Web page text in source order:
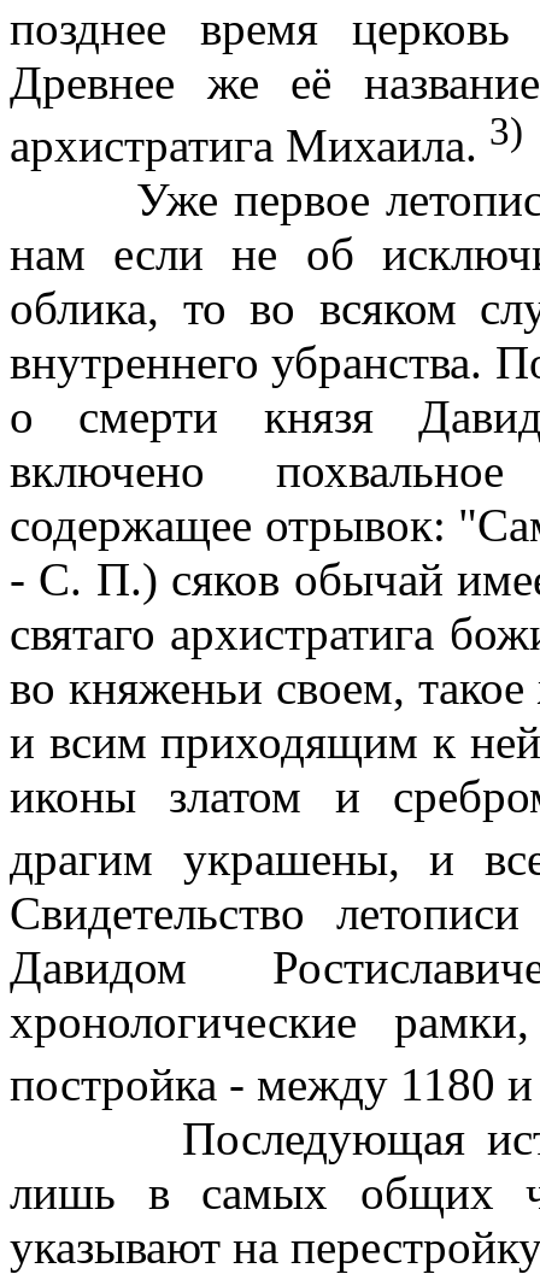
позднее время
Древнее же её
архистратига Михаила. 3)
Уже первое
нам если не об
облика, то во всяком
внутреннего убранства.
о смерти князя
включено
содержащее отрывок:
- С. П.) сяков обычай
святаго архистратига
во княженьи своем,
и всим приходящим к ней
иконы златом и
драгим украшены, и
Свидетельство
Давидом
хронологические
постройка - между 1180
Последующая
лишь в самых общих
указывают на